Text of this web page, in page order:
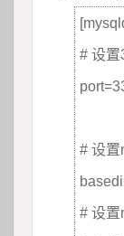
# 设置
# 设置
# 设置